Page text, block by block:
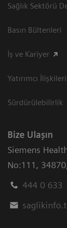
Sağlık Sektörü
Basın Bültenleri
İş ve Kariyer
Yatırımcı İlişkileri
Sürdürülebilirlik
Bize Ulaşın
Siemens
No:111 , 34870
444 0 633